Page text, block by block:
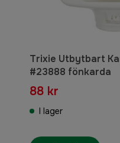
Trixie Utbytbart
#23888 fönkarda
88 kr
I lager